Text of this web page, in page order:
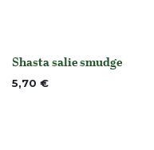
None
Shasta salie smudge
5,70 €